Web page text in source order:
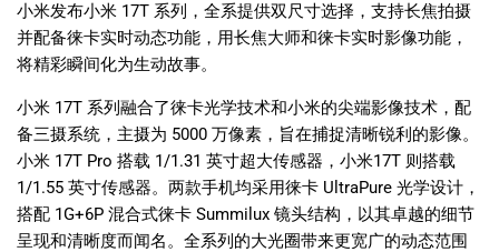
小米发布小米 17T 系列，全系提供双尺寸选择，支持长焦拍摄
并配备徕卡实时动态功能，用长焦大师和徕卡实时影像功能，
将精彩瞬间化为生动故事。
小米 17T 系列融合了徕卡光学技术和小米的尖端影像技术，配
备三摄系统，主摄为 5000 万像素，旨在捕捉清晰锐利的影像。
小米 17T Pro 搭载 1/1.31 英寸超大传感器，小米17T 则搭载
1/1.55​​ 英寸传感器。两款手机均采用徕卡 UltraPure 光学设计，
搭配 1G+6P 混合式徕卡 Summilux 镜头结构，以其卓越的细节
呈现和清晰度而闻名。全系列的大光圈带来更宽广的动态范围